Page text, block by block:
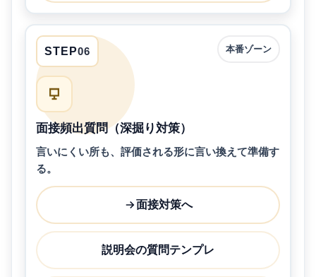
STEP06 本番ゾーン
面接頻出質問（深掘り対策）
言いにくい所も、評価される形に言い換えて準備す
る。
面接対策へ
説明会の質問テンプレ